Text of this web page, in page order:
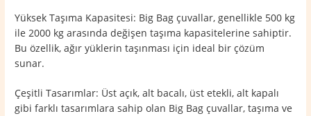
Yüksek Taşıma Kapasitesi: Big Bag çuvallar, genellikle 500 kg
ile 2000 kg arasında değişen taşıma kapasitelerine sahiptir.
Bu özellik, ağır yüklerin taşınması için ideal bir çözüm
sunar.
Çeşitli Tasarımlar: Üst açık, alt bacalı, üst etekli, alt kapalı
gibi farklı tasarımlara sahip olan Big Bag çuvallar, taşıma ve